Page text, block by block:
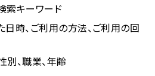
索キーワード
時、ご利用の方法、ご利用の回
、職業、年齢